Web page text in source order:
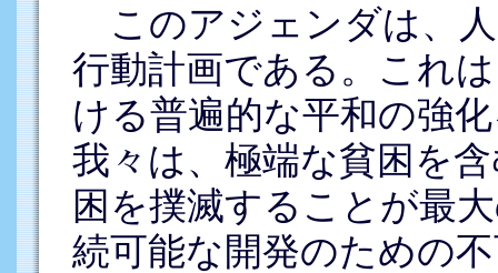
このアジェンダは、
行動計画である。これ
ける普遍的な平和の強
我々は、極端な貧困を
困を撲滅することが最
続可能な開発のための